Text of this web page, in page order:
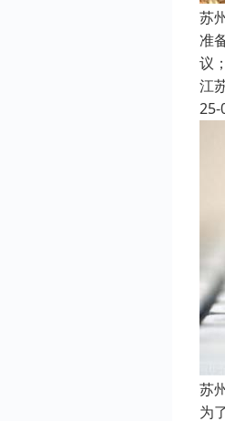
苏
准
议
江
25-
苏
为